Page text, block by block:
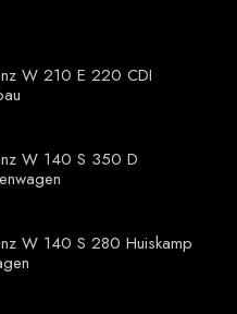
W 210 E 220 CDI
W 140 S 350 D
W 140 S 280 Huiskamp